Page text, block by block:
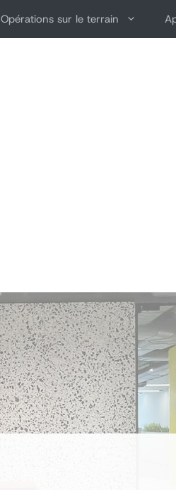
Opérations sur le terrain